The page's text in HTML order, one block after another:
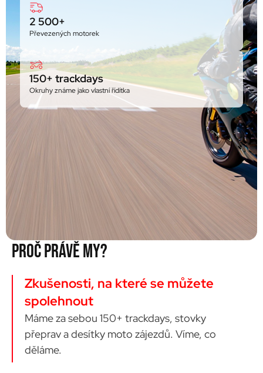
2 500+
Převezených motorek
150+ trackdays
Okruhy známe jako vlastní řídítka
PROČ PRÁVĚ MY?
Zkušenosti, na které se můžete
spolehnout
Máme za sebou 150+ trackdays, stovky
přeprav a desítky moto zájezdů. Víme, co
děláme.